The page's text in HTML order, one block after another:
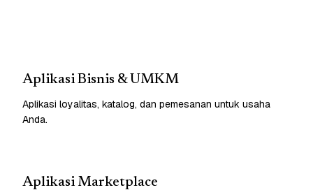
Aplikasi Bisnis & UMKM
Aplikasi loyalitas, katalog, dan pemesanan untuk usaha
Anda.
Aplikasi Marketplace